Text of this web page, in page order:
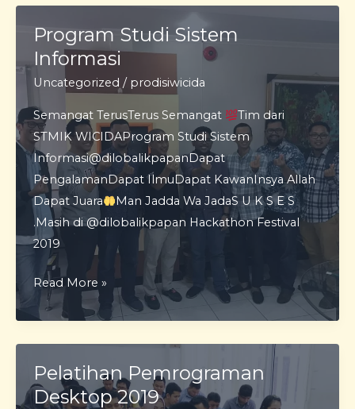
Misi
Tujuan
Kampus
WICIDA
Program Studi Sistem
Informasi
Uncategorized / prodisiwicida
Semangat TerusTerus Semangat
Tim dari
STMIK WICIDAProgram Studi Sistem
Informasi@dilobalikpapanDapat
PengalamanDapat IlmuDapat KawanInsya Allah
Dapat Juara
Man Jadda Wa JadaS U K S E S
.Masih di @dilobalikpapan Hackathon Festival
2019
Program
Studi
Sistem
Informasi
Read More »
Pelatihan Pemrograman
Desktop 2019